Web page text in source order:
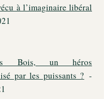
à l’imaginaire libéral
Bois, un héros
par les puissants ? -